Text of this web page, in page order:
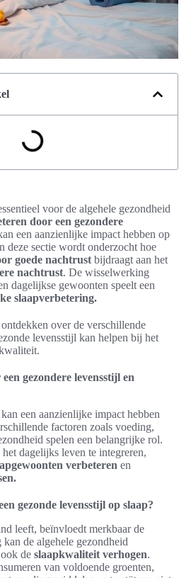
voor de algehele gezondheid
door een gezondere
een aanzienlijke impact hebben op
deze sectie wordt onderzocht hoe
goede nachtrust bijdraagt aan het
nachtrust. De wisselwerking
dagelijkse gewoonten speelt een
slaapverbetering.
over de verschillende
levensstijl kan helpen bij het
gezondere levensstijl en
een aanzienlijke impact hebben
factoren zoals voeding,
spelen een belangrijke rol.
dagelijks leven te integreren,
verbeteren en
gezonde levensstijl op slaap?
leeft, beïnvloedt merkbaar de
de algehele gezondheid
de slaapkwaliteit verhogen.
van voldoende groenten,